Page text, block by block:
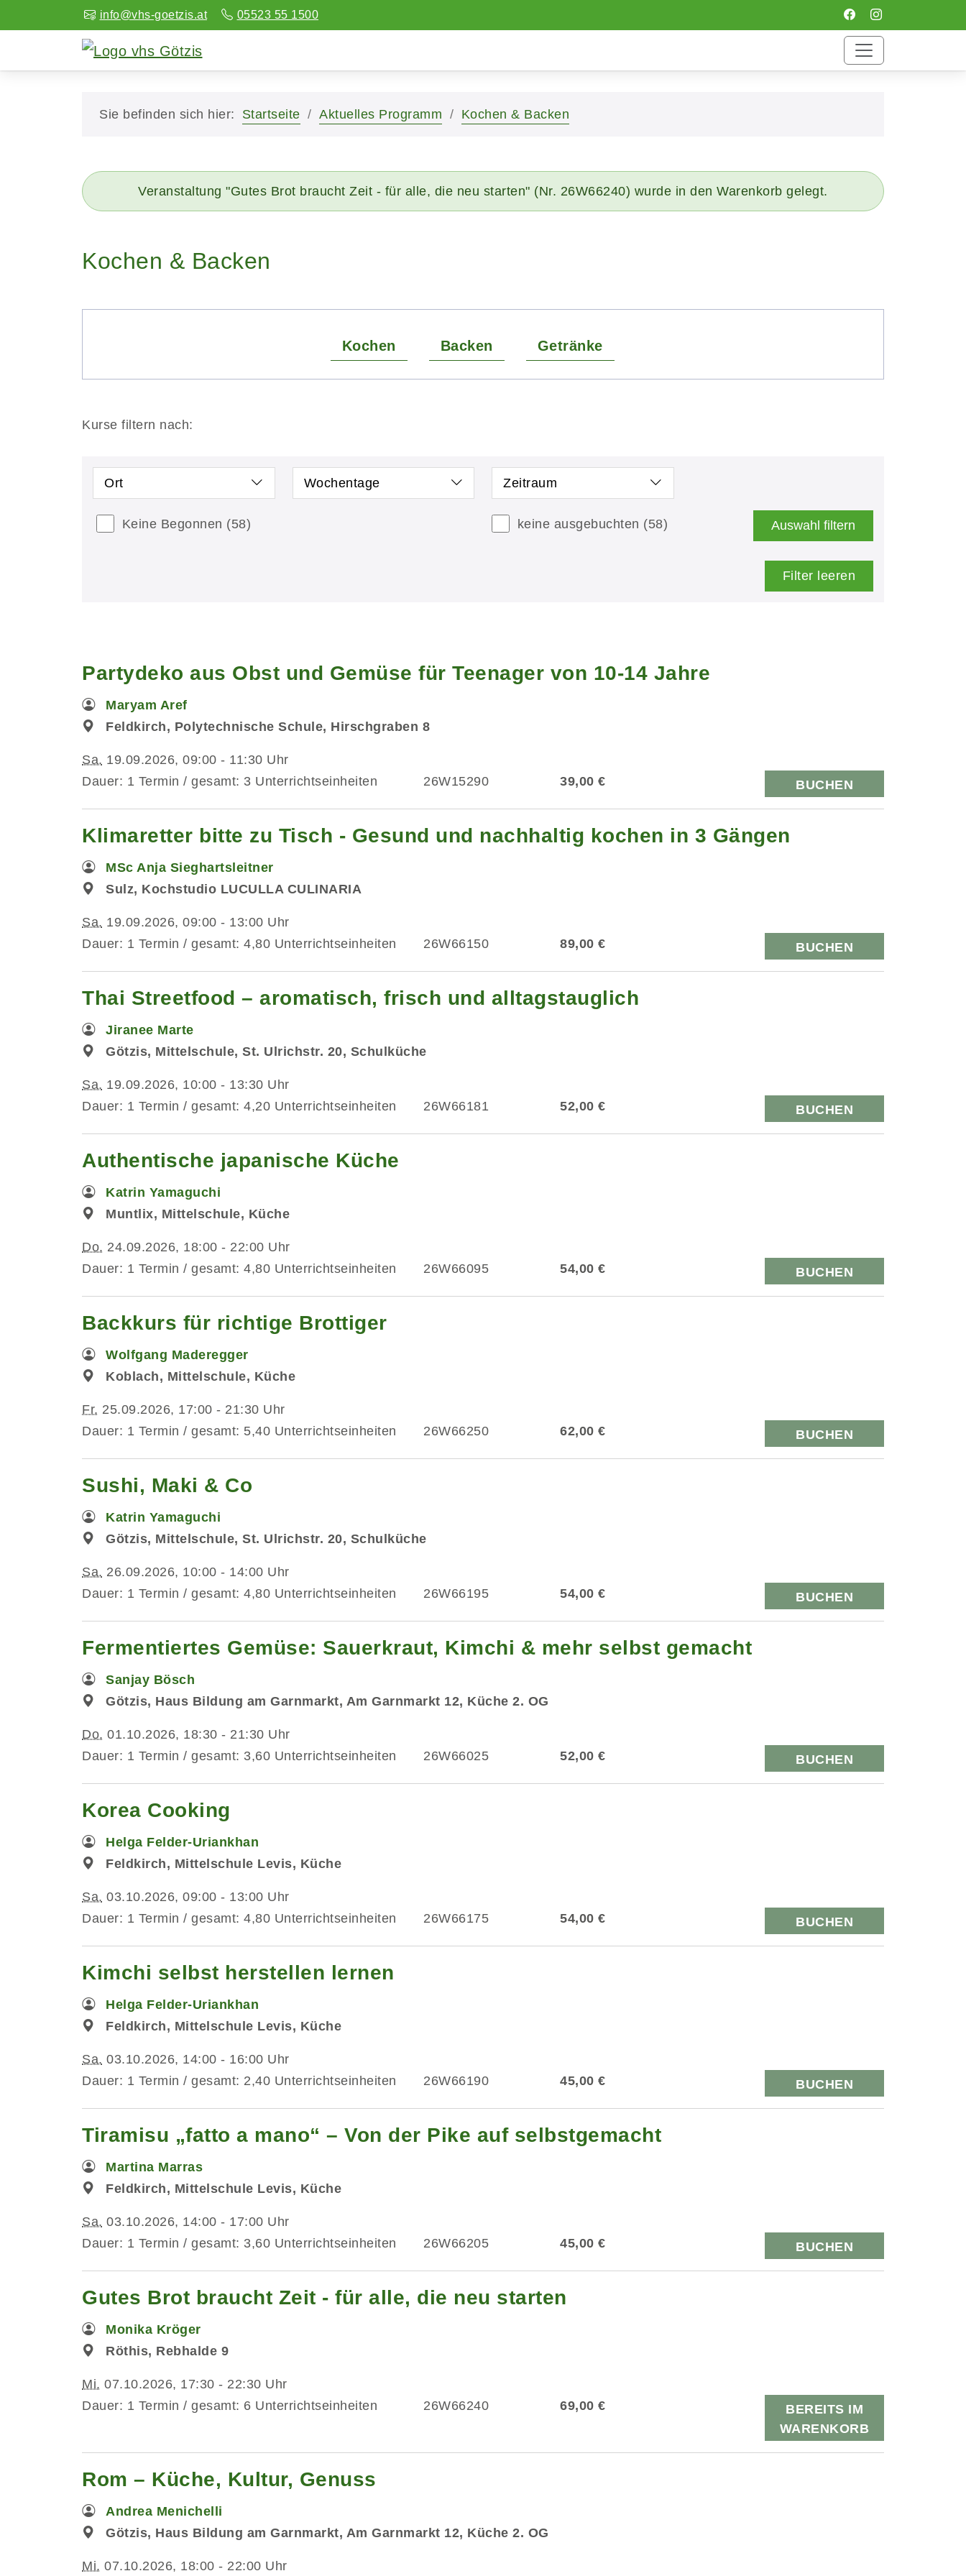
info@vhs-goetzis.at 05523 55 1500
Sie befinden sich hier: Startseite Aktuelles Programm Kochen & Backen
Veranstaltung "Gutes Brot braucht Zeit - für alle, die neu starten" (Nr. 26W66240) wurde in den Warenkorb gelegt.
Kochen & Backen
Kochen Backen Getränke
Kurse filtern nach:
Ort Wochentage Zeitraum
Keine Begonnen (58) keine ausgebuchten (58) Auswahl filtern
Filter leeren
Partydeko aus Obst und Gemüse für Teenager von 10-14 Jahre
Maryam Aref
Feldkirch, Polytechnische Schule, Hirschgraben 8
Sa. 19.09.2026, 09:00 - 11:30 Uhr
Dauer: 1 Termin / gesamt: 3 Unterrichtseinheiten
26W15290 39,00 € BUCHEN
Klimaretter bitte zu Tisch - Gesund und nachhaltig kochen in 3 Gängen
MSc Anja Sieghartsleitner
Sulz, Kochstudio LUCULLA CULINARIA
Sa. 19.09.2026, 09:00 - 13:00 Uhr
Dauer: 1 Termin / gesamt: 4,80 Unterrichtseinheiten
26W66150 89,00 € BUCHEN
Thai Streetfood – aromatisch, frisch und alltagstauglich
Jiranee Marte
Götzis, Mittelschule, St. Ulrichstr. 20, Schulküche
Sa. 19.09.2026, 10:00 - 13:30 Uhr
Dauer: 1 Termin / gesamt: 4,20 Unterrichtseinheiten
26W66181 52,00 € BUCHEN
Authentische japanische Küche
Katrin Yamaguchi
Muntlix, Mittelschule, Küche
Do. 24.09.2026, 18:00 - 22:00 Uhr
Dauer: 1 Termin / gesamt: 4,80 Unterrichtseinheiten
26W66095 54,00 € BUCHEN
Backkurs für richtige Brottiger
Wolfgang Maderegger
Koblach, Mittelschule, Küche
Fr. 25.09.2026, 17:00 - 21:30 Uhr
Dauer: 1 Termin / gesamt: 5,40 Unterrichtseinheiten
26W66250 62,00 € BUCHEN
Sushi, Maki & Co
Katrin Yamaguchi
Götzis, Mittelschule, St. Ulrichstr. 20, Schulküche
Sa. 26.09.2026, 10:00 - 14:00 Uhr
Dauer: 1 Termin / gesamt: 4,80 Unterrichtseinheiten
26W66195 54,00 € BUCHEN
Fermentiertes Gemüse: Sauerkraut, Kimchi & mehr selbst gemacht
Sanjay Bösch
Götzis, Haus Bildung am Garnmarkt, Am Garnmarkt 12, Küche 2. OG
Do. 01.10.2026, 18:30 - 21:30 Uhr
Dauer: 1 Termin / gesamt: 3,60 Unterrichtseinheiten
26W66025 52,00 € BUCHEN
Korea Cooking
Helga Felder-Uriankhan
Feldkirch, Mittelschule Levis, Küche
Sa. 03.10.2026, 09:00 - 13:00 Uhr
Dauer: 1 Termin / gesamt: 4,80 Unterrichtseinheiten
26W66175 54,00 € BUCHEN
Kimchi selbst herstellen lernen
Helga Felder-Uriankhan
Feldkirch, Mittelschule Levis, Küche
Sa. 03.10.2026, 14:00 - 16:00 Uhr
Dauer: 1 Termin / gesamt: 2,40 Unterrichtseinheiten
26W66190 45,00 € BUCHEN
Tiramisu „fatto a mano“ – Von der Pike auf selbstgemacht
Martina Marras
Feldkirch, Mittelschule Levis, Küche
Sa. 03.10.2026, 14:00 - 17:00 Uhr
Dauer: 1 Termin / gesamt: 3,60 Unterrichtseinheiten
26W66205 45,00 € BUCHEN
Gutes Brot braucht Zeit - für alle, die neu starten
Monika Kröger
Röthis, Rebhalde 9
Mi. 07.10.2026, 17:30 - 22:30 Uhr
Dauer: 1 Termin / gesamt: 6 Unterrichtseinheiten
26W66240 69,00 €
BEREITS IM
WARENKORB
Rom – Küche, Kultur, Genuss
Andrea Menichelli
Götzis, Haus Bildung am Garnmarkt, Am Garnmarkt 12, Küche 2. OG
Mi. 07.10.2026, 18:00 - 22:00 Uhr